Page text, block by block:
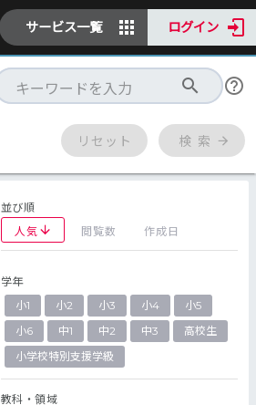
サービス一覧 ログイン
リセット 検 索
並び順
人気
閲覧数 作成日
学年
小1
小2 小3 小4
小5
小6
中1 中2 中3
高校生
小学校特別支援学級
教科・領域